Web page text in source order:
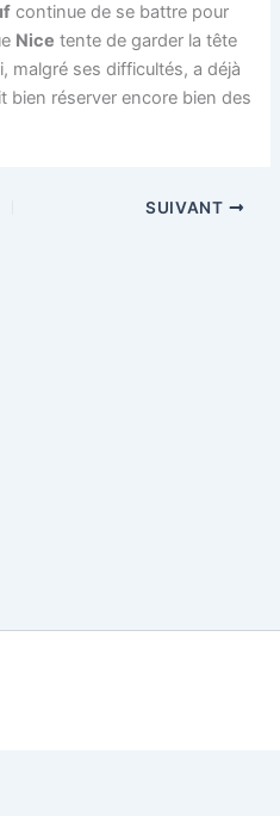
continue de se battre pour
Nice tente de garder la tête
malgré ses difficultés, a déjà
bien réserver encore bien des
SUIVANT